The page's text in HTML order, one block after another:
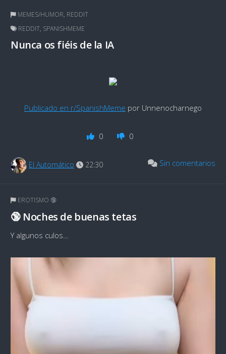
MEMES/HUMOR, REDDIT
REDDIT, SPANISHMEME
Nunca os fiéis de la IA
Publicado en r/SpanishMeme por Unnenocharnego
0 0
El Automático 22:30 Sin comentarios
EROTISMO 🔞
🔞 Noches de buenas tetas
Y algunos culos…